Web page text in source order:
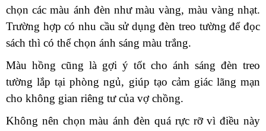
chọn các màu ánh đèn như màu vàng, màu vàng nhạt.
Trường hợp có nhu cầu sử dụng đèn treo tường để đọc
sách thì có thể chọn ánh sáng màu trắng.
Màu hồng cũng là gợi ý tốt cho ánh sáng đèn treo
tường lắp tại phòng ngủ, giúp tạo cảm giác lãng mạn
cho không gian riêng tư của vợ chồng.
Không nên chọn màu ánh đèn quá rực rỡ vì điều này